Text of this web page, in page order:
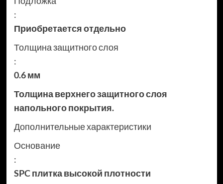
:
Приобретается отдельно
Толщина защитного слоя
:
0.6 мм
Толщина верхнего защитного слоя
напольного покрытия.
Дополнительные характеристики
Основание
:
SPC плитка высокой плотности